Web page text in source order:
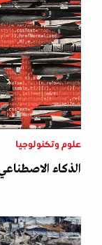
علوم وتكنولوجيا
الذكاء